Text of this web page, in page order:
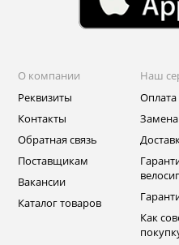
О компании
Реквизиты
Контакты
Обратная связь
Поставщикам
Вакансии
Каталог товаров
Наш
Оплата
Замена
Как